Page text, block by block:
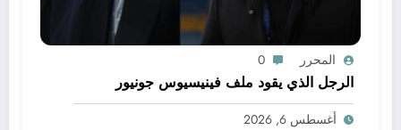
المحرر 0
الرجل الذي يقود ملف فينيسيوس جونيور
أغسطس 6, 2026